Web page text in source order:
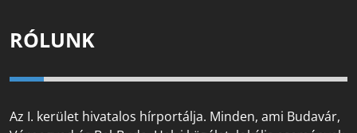
RÓLUNK
Az I. kerület hivatalos hírportálja. Minden, ami Budavár,